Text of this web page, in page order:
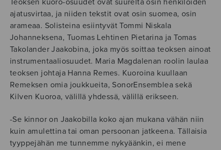
Teoksen kuoro-osuudet ovat suurelta osin henkilöiden
ajatusvirtaa, ja niiden tekstit ovat osin suomea, osin
arameaa. Solisteina esiintyvät Tommi Niskala
Johanneksena, Tuomas Lehtinen Pietarina ja Tomas
Takolander Jaakobina, joka myös soittaa teoksen ainoat
instrumentaaliosuudet. Maria Magdalenan roolin laulaa
teoksen johtaja Hanna Remes. Kuoroina kuullaan
Remeksen omia joukkueita, SonorEnsemblea sekä
Kilven Kuoroa, välillä yhdessä, välillä erikseen.
-Se kinnor on Jaakobilla koko ajan mukana vähän niin
kuin amulettina tai oman persoonan jatkeena. Tällaisia
tyyppejähän me tunnemme nykyäänkin, ei mene